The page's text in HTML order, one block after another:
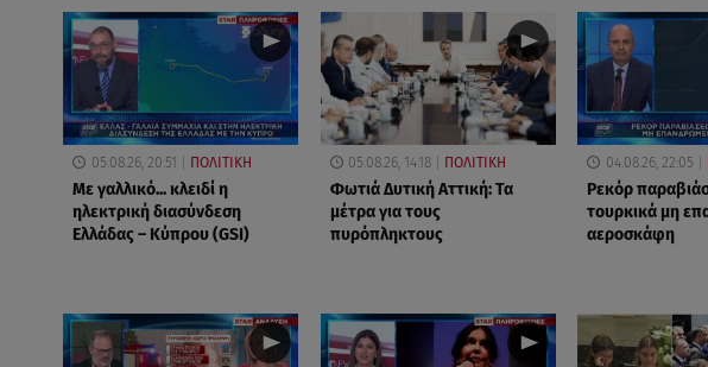
05.08.26, 20:51 ΠΟΛΙΤΙΚΗ
Με γαλλικό... κλειδί η
ηλεκτρική διασύνδεση
Ελλάδας – Κύπρου (GSI)
05.08.26, 14:18 ΠΟΛΙΤΙΚΗ
Φωτιά Δυτική Αττική: Τα
μέτρα για τους
πυρόπληκτους
04.08.26, 22:05
Ρεκόρ
τουρκικά μη
αεροσκάφη